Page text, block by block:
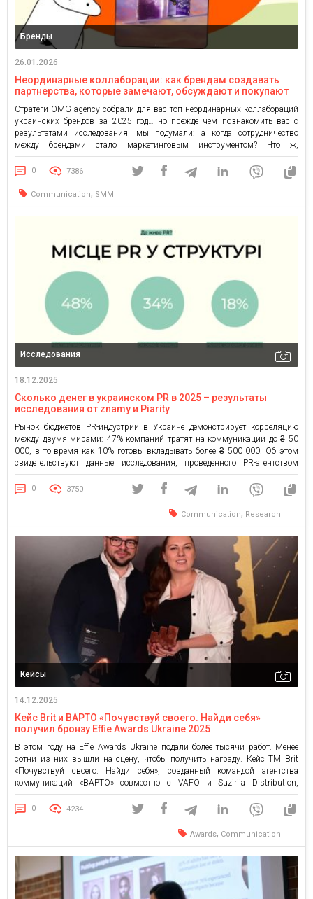
Бренды
26.01.2026
Неординарные коллаборации: как брендам создавать
партнерства, которые замечают, обсуждают и покупают
Стратеги OMG agency собрали для вас топ неординарных коллабораций
украинских брендов за 2025 год… но прежде чем познакомить вас с
результатами исследования, мы подумали: а когда сотрудничество
между брендами стало маркетинговым инструментом? Что ж,
коллаборации могут казаться современным изобретением, но на самом
деле они веками способствовали успеху бизнеса. Первое в истории
задокументированное сотрудничество с брендами? […]
0 7386
Communication, SMM
Исследования
18.12.2025
Сколько денег в украинском PR в 2025 – результаты
исследования от znamy и Piarity
Рынок бюджетов PR-индустрии в Украине демонстрирует корреляцию
между двумя мирами: 47% компаний тратят на коммуникации до ₴ 50
000, в то время как 10% готовы вкладывать более ₴ 500 000. Об этом
свидетельствуют данные исследования, проведенного PR-агентством
znamy и союзом коммуникационеров PIARITY. В материалах собраны
ключевые выводы из аналитики, партнерами которой выступили A+F
Agency, story.tellers.bureau, […]
0 3750
Communication, Research
Кейсы
14.12.2025
Кейс Brit и ВАРТО «Почувствуй своего. Найди себя»
получил бронзу Effie Awards Ukraine 2025
В этом году на Effie Awards Ukraine подали более тысячи работ. Менее
сотни из них вышли на сцену, чтобы получить награду. Кейс ТМ Brit
«Почувствуй своего. Найди себя», созданный командой агентства
коммуникаций «ВАРТО» совместно с VAFO и Suziriia Distribution,
получил бронзу в категории «PR: Корпоративная репутация». Для
агентства это не история о «третьем месте». Это […]
0 4234
Awards, Communication